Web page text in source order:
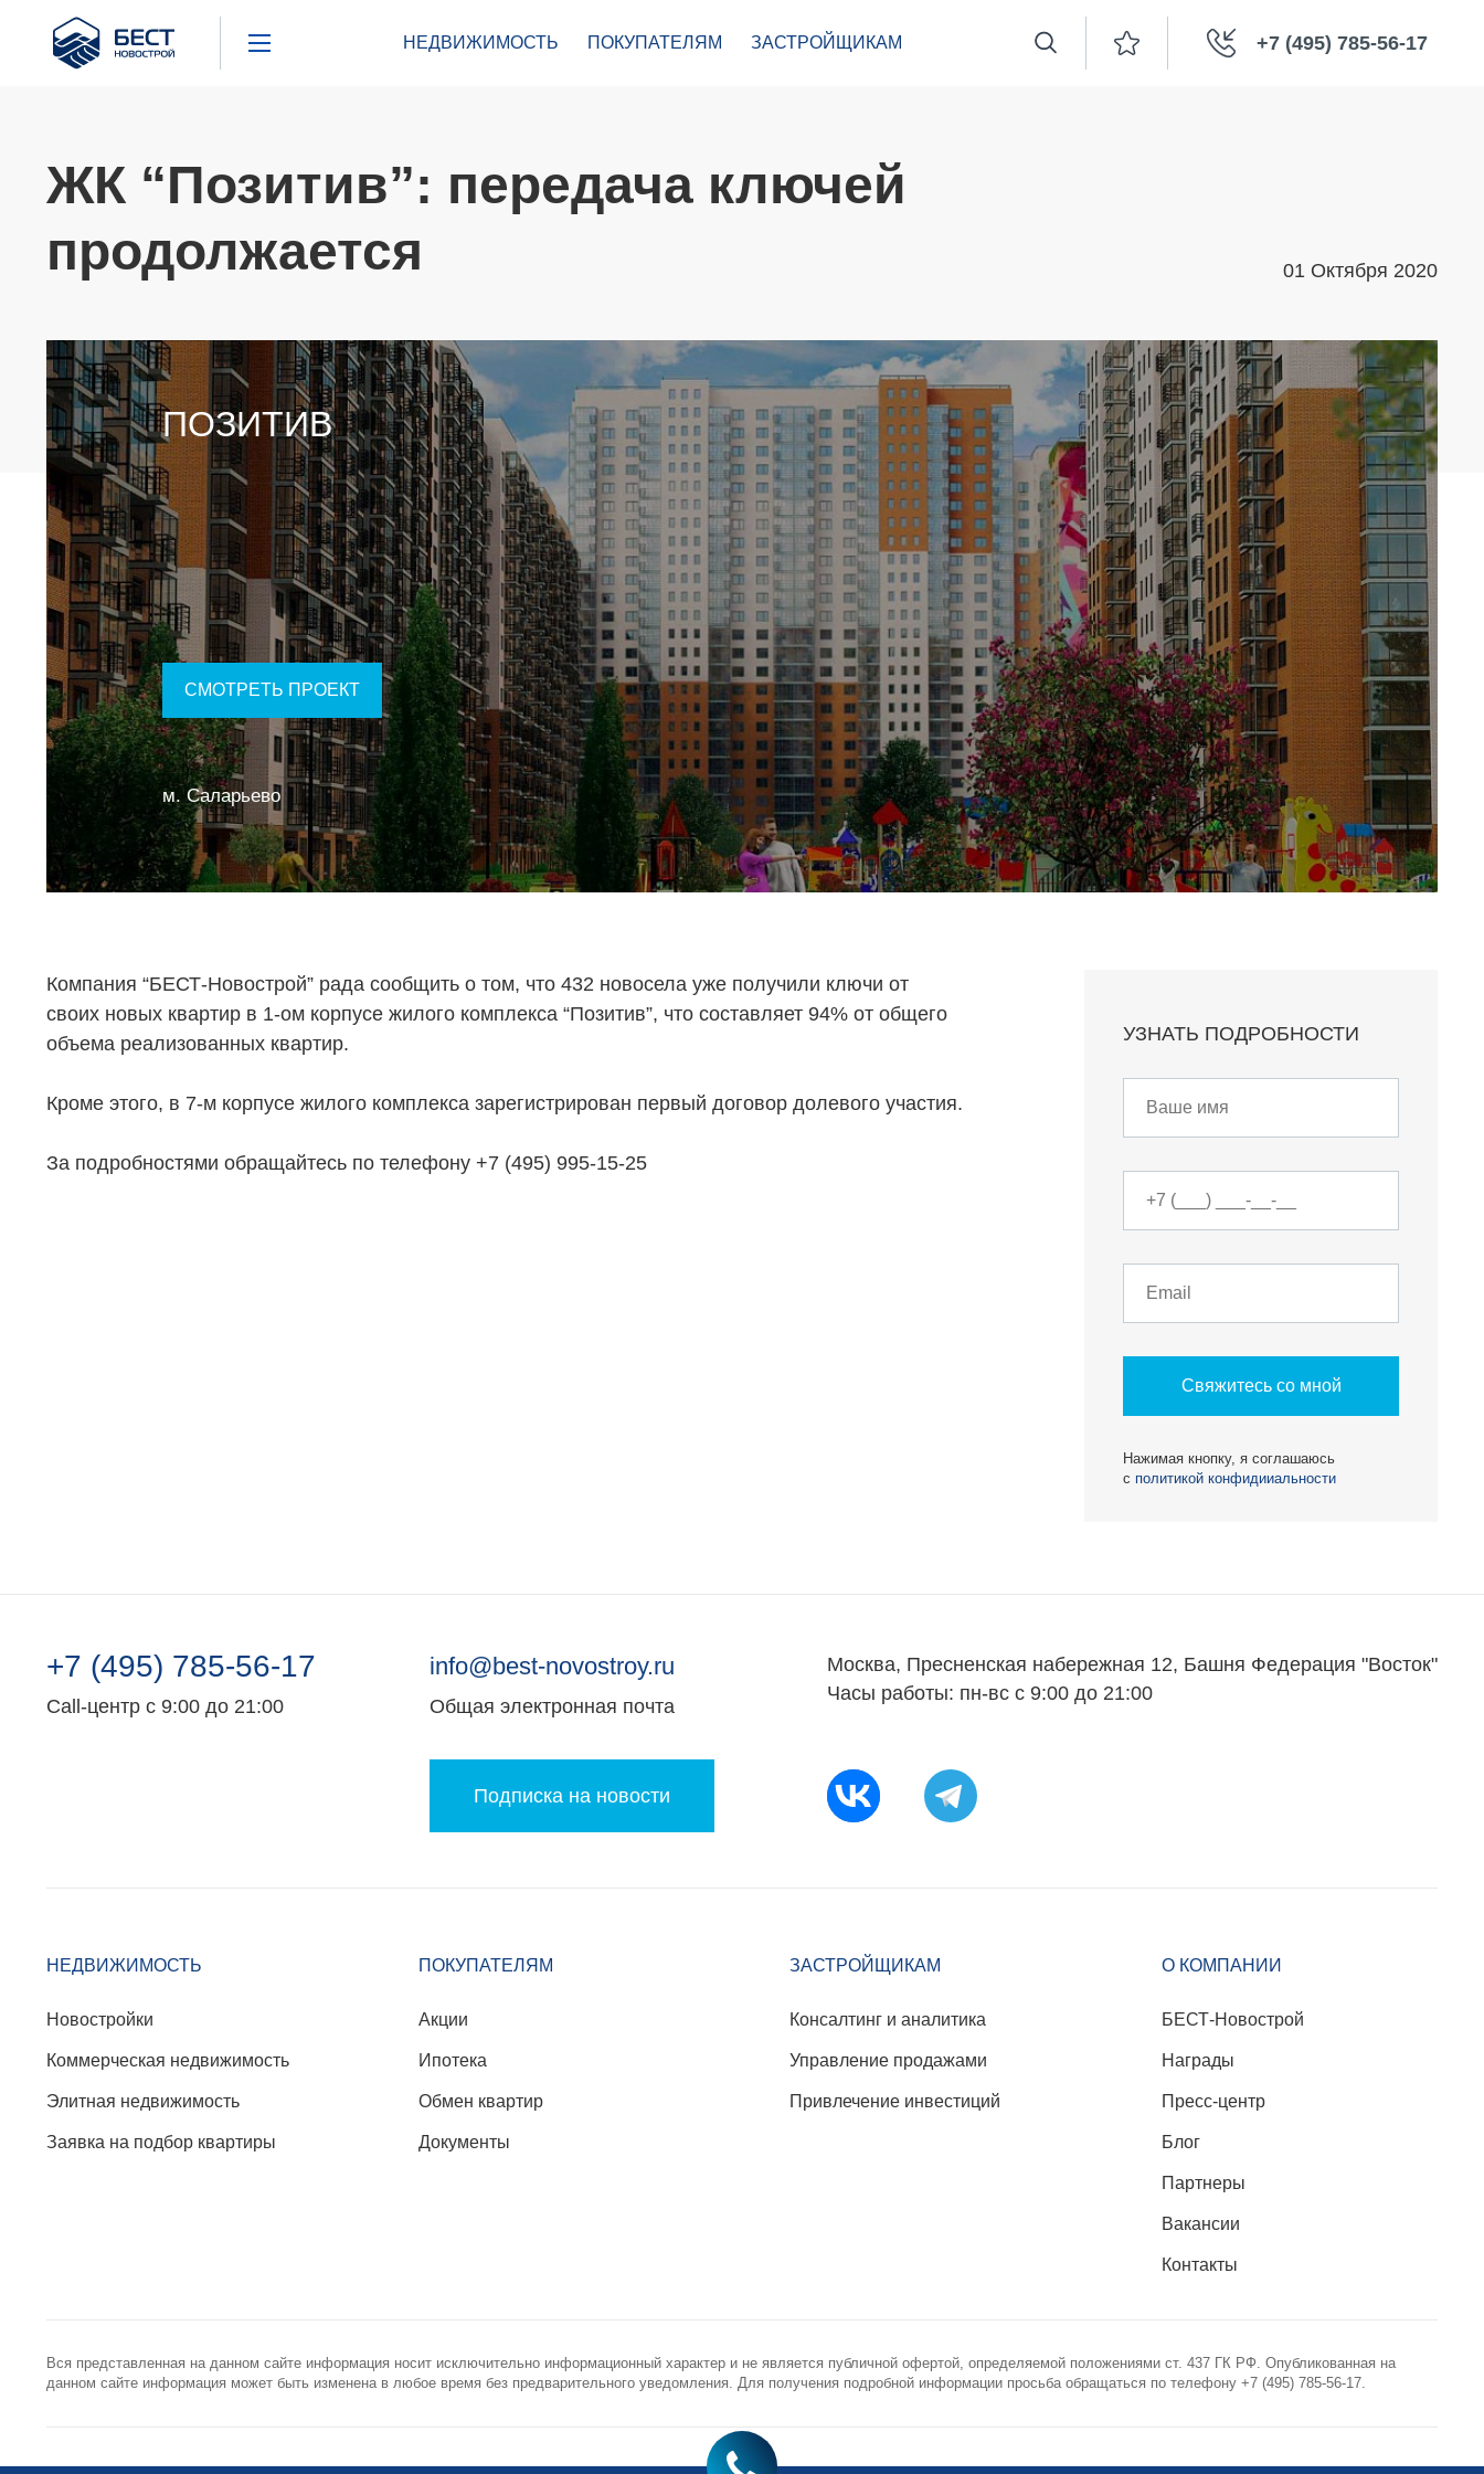
Бест
Новострой
НЕДВИЖИМОСТЬ ПОКУПАТЕЛЯМ ЗАСТРОЙЩИКАМ +7 (495) 785-56-17
НЕДВИЖИМОСТЬ
Новостройки Акции Консалтинг и аналитика
О КОМПАНИИ
БЕСТ-Новострой
Блог
Партнеры
Call-центр 24/7 Общая электронная почта
ЖК “Позитив”: передача ключей
продолжается
01 Октября 2020
ПОЗИТИВ
СМОТРЕТЬ ПРОЕКТ
м. Саларьево
Компания “БЕСТ-Новострой” рада сообщить о том, что 432 новосела уже получили ключи от
своих новых квартир в 1-ом корпусе жилого комплекса “Позитив”, что составляет 94% от общего
объема реализованных квартир.
Кроме этого, в 7-м корпусе жилого комплекса зарегистрирован первый договор долевого участия.
За подробностями обращайтесь по телефону +7 (495) 995-15-25
УЗНАТЬ ПОДРОБНОСТИ
Свяжитесь со мной
Нажимая кнопку, я соглашаюсь
с политикой конфидииальности
+7 (495) 785-56-17
Call-центр с 9:00 до 21:00
info@best-novostroy.ru
Общая электронная почта
Подписка на новости
Москва, Пресненская набережная 12, Башня Федерация "Восток"
Часы работы: пн-вс с 9:00 до 21:00
НЕДВИЖИМОСТЬ
Новостройки
Коммерческая недвижимость
Элитная недвижимость
Заявка на подбор квартиры
ПОКУПАТЕЛЯМ
Акции
Ипотека
Обмен квартир
Документы
ЗАСТРОЙЩИКАМ
Консалтинг и аналитика
Управление продажами
Привлечение инвестиций
О КОМПАНИИ
БЕСТ-Новострой
Награды
Пресс-центр
Блог
Партнеры
Вакансии
Контакты
Вся представленная на данном сайте информация носит исключительно информационный характер и не является публичной офертой, определяемой положениями ст. 437 ГК РФ. Опубликованная на
данном сайте информация может быть изменена в любое время без предварительного уведомления. Для получения подробной информации просьба обращаться по телефону +7 (495) 785-56-17.